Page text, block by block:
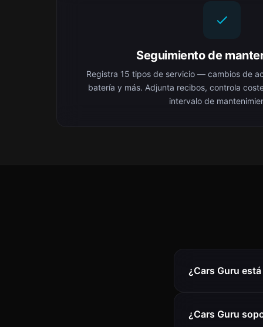
Seguimiento de
Registra 15 tipos de servicio — cambios de
batería y más. Adjunta recibos, controla
intervalo de
¿Cars Guru
¿Cars Guru